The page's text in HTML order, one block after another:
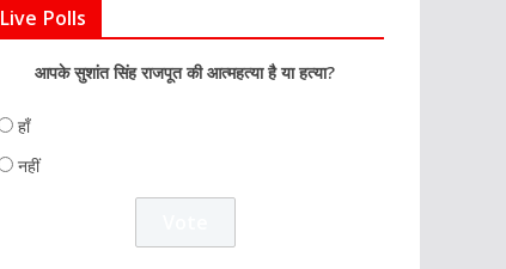
Live Polls
आपके सुशांत सिंह राजपूत की आत्महत्या है या हत्या?
हाँ
नहीं